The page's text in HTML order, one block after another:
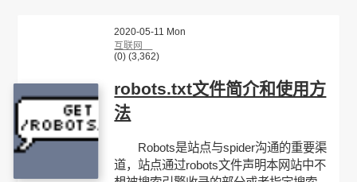
2020-05-11 Mon
互联网
(0) (3,362)
robots.txt文件简介和使用方
法
Robots是站点与spider沟通的重要渠
道，站点通过robots文件声明本网站中不